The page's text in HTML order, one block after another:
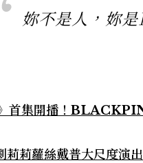
妳不是人，妳是
集開播！
莉蘿絲戴普大尺度演